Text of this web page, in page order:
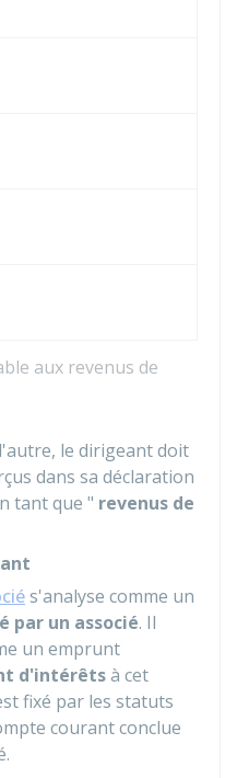
aux revenus de
le dirigeant doit
dans sa déclaration
tant que " revenus de
s'analyse comme un
par un associé. Il
un emprunt
d'intérêtsà cet
fixé par les statuts
courant conclue